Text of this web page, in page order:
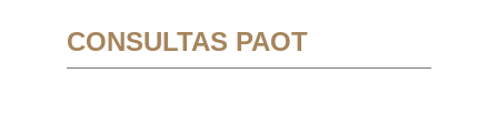
CONSULTAS PAOT